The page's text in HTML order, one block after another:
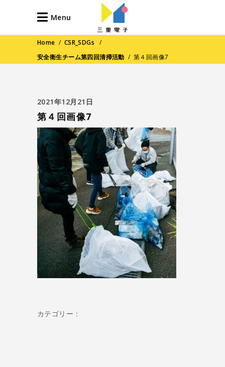
Menu
Home / CSR_SDGs
/
安全衛生チーム第四回清掃活動 / 第４回画像7
2021年12月21日
第４回画像7
カテゴリー：